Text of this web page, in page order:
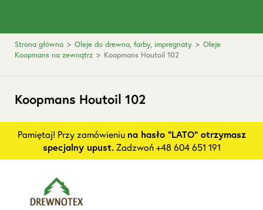
Strona główna > Oleje do drewna, farby, impregnaty > Oleje
Koopmans na zewnątrz > Koopmans Houtoil 102
Koopmans Houtoil 102
Pamiętaj! Przy zamówieniu na hasło "LATO" otrzymasz
specjalny upust.Zadzwoń +48 604 651 191